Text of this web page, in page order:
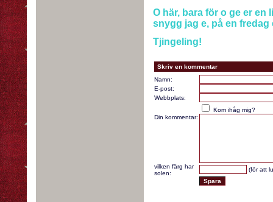
O här, bara för o ge er en
snygg jag e, på en
Tjingeling!
Skriv en kommentar
Namn:
E-post:
Webbplats:
Kom ihåg mig?
Din kommentar:
vilken färg har
solen:
(för att